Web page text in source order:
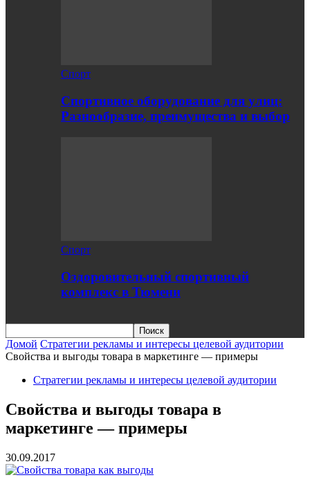
Спорт
Спортивное оборудование для улиц:
Разнообразие, преимущества и выбор
Спорт
Оздоровительный спортивный
комплекс в Тюмени
Домой Стратегии рекламы и интересы целевой аудитории
Свойства и выгоды товара в маркетинге — примеры
Стратегии рекламы и интересы целевой аудитории
Свойства и выгоды товара в
маркетинге — примеры
30.09.2017